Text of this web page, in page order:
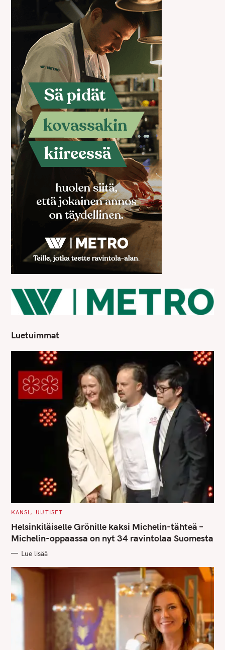
Luetuimmat
C
T
E
G
O
I
S
KANSI UUTISET
Helsinkiläiselle Grönille kaksi Michelin-tähteä –
Michelin-oppaassa on nyt 34 ravintolaa Suomesta
Lue lisää